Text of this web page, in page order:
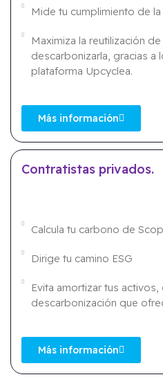
Mide tu cumplimiento de
Maximiza la reutilización
descarbonizarla, gracias a
plataforma Upcyclea.
Más información
Contratistas privados.
Calcula tu carbono de
Dirige tu camino ESG
Evita amortizar tus
descarbonización que
Más información